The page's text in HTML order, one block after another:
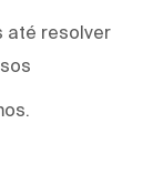
até resolver